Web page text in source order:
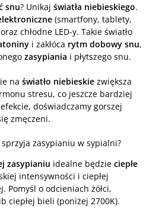
snu? Unikaj światła niebieskiego.
(smartfony, tablety,
chłodne LED-y. Takie światło
i zakłóca rytm dobowy snu,
zasypiania i płytszego snu.
na światło niebieskie zwiększa
stresu, co jeszcze bardziej
doświadczamy gorszej
zmęczeni.
sprzyja zasypianiu w sypialni?
zasypianiu idealne będzie ciepłe
intensywności i ciepłej
Pomyśl o odcieniach żółci,
ciepłej bieli (poniżej 2700K).